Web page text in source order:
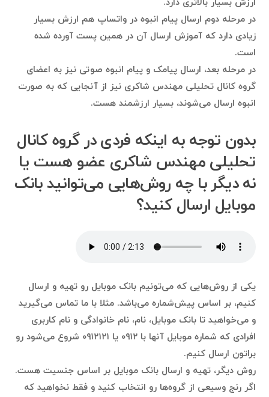
ارزش بسیار بالاتری دارد.
در مرحله دوم ارسال پیام انبوه در واتساپ هم ارزش بسیار
زیادی دارد که آموزش ارسال آن در همین پست آورده شده
است.
در مرحله بعد، ارسال پیامک و پیام انبوه صوتی نیز به اعضای
گروه کانال تحلیلی مهندس شاکری نیز از آنجایی که به صورت
انبوه ارسال می‌شوند، بسیار ارزشمند هست.
بدون توجه به اینکه فردی در گروه کانال
تحلیلی مهندس شاکری عضو هست یا
نه دیگر با چه روش‌هایی می‌توانید بانک
موبایل ارسال کنید؟
یکی از روش‌هایی که می‌تونیم بانک موبایل رو تهیه و ارسال
کنیم، بر اساس پیش‌شماره می‌باشد. مثلا با ما تماس می‌گیرید
و می‌خواهید تا بانک موبایل، نام، نام خانوادگی و نام کاربری
افرادی که شماره موبایل آنها با ۰۹۱۲ یا ۰۹۱۲۱۲۱ شروع می‌شود رو
براتون ارسال کنیم.
روش دیگر، تهیه و ارسال بانک موبایل بر اساس جنسیت هست.
اگر رنج وسیعی از گروه‌ها رو انتخاب کنید و فقط نخواهید که